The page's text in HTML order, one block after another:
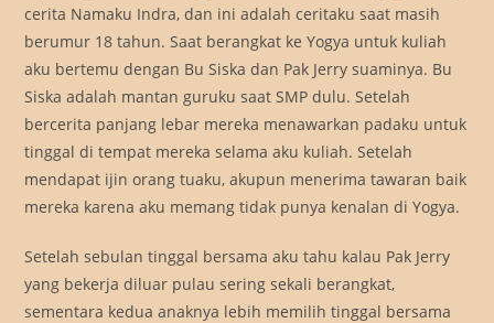
cerita Namaku Indra, dan ini adalah ceritaku saat masih
berumur 18 tahun. Saat berangkat ke Yogya untuk kuliah
aku bertemu dengan Bu Siska dan Pak Jerry suaminya. Bu
Siska adalah mantan guruku saat SMP dulu. Setelah
bercerita panjang lebar mereka menawarkan padaku untuk
tinggal di tempat mereka selama aku kuliah. Setelah
mendapat ijin orang tuaku, akupun menerima tawaran baik
mereka karena aku memang tidak punya kenalan di Yogya.
Setelah sebulan tinggal bersama aku tahu kalau Pak Jerry
yang bekerja diluar pulau sering sekali berangkat,
sementara kedua anaknya lebih memilih tinggal bersama